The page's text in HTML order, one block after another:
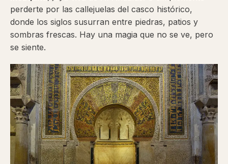
perderte por las callejuelas del casco histórico,
donde los siglos susurran entre piedras, patios y
sombras frescas. Hay una magia que no se ve, pero
se siente.